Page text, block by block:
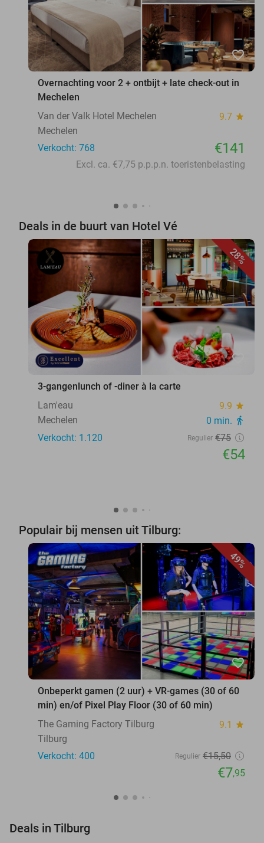
favorite_border
Overnachting voor 2 + ontbijt + late check-out in
Mechelen
Van der Valk Hotel Mechelen
9.7 star
Mechelen
Verkocht: 768
€141
Excl. ca. €7,75 p.p.p.n. toeristenbelasting
Deals in de buurt van Hotel Vé
28%
favorite_border
3-gangenlunch of -diner à la carte
Lam'eau
9.9 star
Mechelen 0 min. directions_walk
Verkocht: 1.120 Regulier €75
€54
Populair bij mensen uit Tilburg:
49%
favorite_border
Onbeperkt gamen (2 uur) + VR-games (30 of 60
min) en/of Pixel Play Floor (30 of 60 min)
The Gaming Factory Tilburg
9.1 star
Tilburg
Verkocht: 400
Regulier €15,50
€7,95
Deals in Tilburg